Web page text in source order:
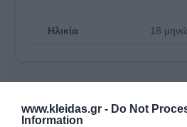
www.kleidas.gr - Do Not
Information
Ηλικία 18